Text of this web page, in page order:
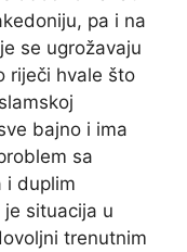
pa i na
se ugrožavaju
riječi hvale što
bajno i ima
sa
i duplim
situacija u
trenutnim